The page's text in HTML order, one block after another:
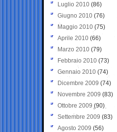
Luglio 2010 (86)
Giugno 2010 (76)
Maggio 2010 (75)
Aprile 2010 (66)
Marzo 2010 (79)
Febbraio 2010 (73)
Gennaio 2010 (74)
Dicembre 2009 (74)
Novembre 2009 (83)
Ottobre 2009 (90)
Settembre 2009 (83)
Agosto 2009 (56)